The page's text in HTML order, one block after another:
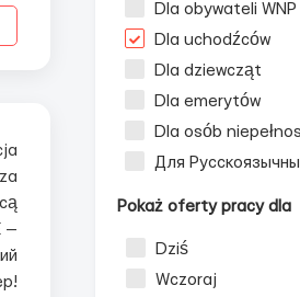
Dla obywateli WNP
Dla uchodźców
Dla dziewcząt
Dla emerytów
Dla osób
Для
Pokaż oferty pracy dla
Dziś
Wczoraj